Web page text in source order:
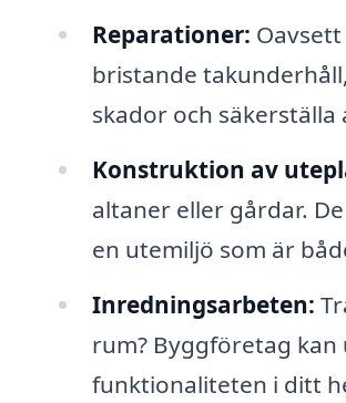
Reparationer:
bristande
skador och
Konstruktion av
altaner eller gårdar.
en utemiljö som är
Inredningsarbeten:
rum? Byggföretag
funktionaliteten i ditt